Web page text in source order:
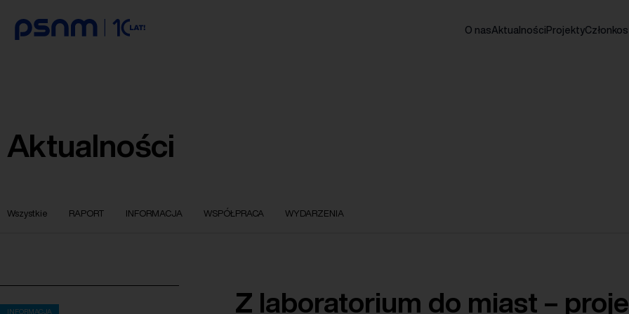
O nasAktualności Projekty
Aktualności
Wszystkie RAPORT INFORMACJA WSPÓŁPRACA WYDARZENIA
INFORMACJA
Z laboratorium do miast –